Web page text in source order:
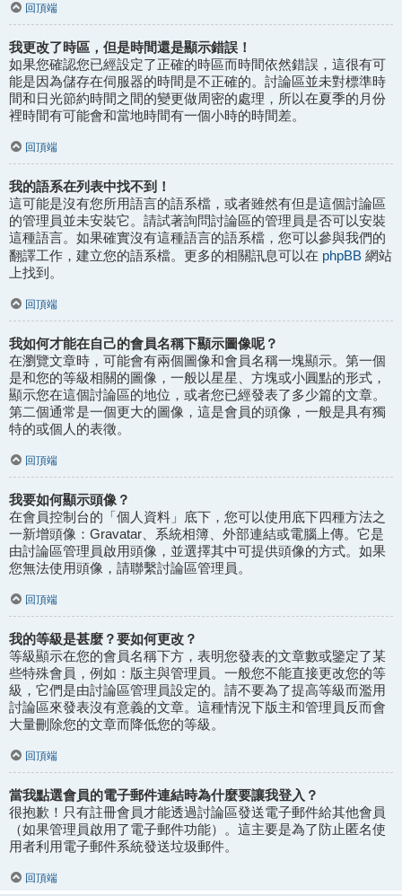
回頂端
我更改了時區，但是時間還是顯示錯誤！
如果您確認您已經設定了正確的時區而時間依然錯誤，這很有可
能是因為儲存在伺服器的時間是不正確的。討論區並未對標準時
間和日光節約時間之間的變更做周密的處理，所以在夏季的月份
裡時間有可能會和當地時間有一個小時的時間差。
回頂端
我的語系在列表中找不到！
這可能是沒有您所用語言的語系檔，或者雖然有但是這個討論區
的管理員並未安裝它。請試著詢問討論區的管理員是否可以安裝
這種語言。如果確實沒有這種語言的語系檔，您可以參與我們的
翻譯工作，建立您的語系檔。更多的相關訊息可以在 phpBB 網站
上找到。
回頂端
我如何才能在自己的會員名稱下顯示圖像呢？
在瀏覽文章時，可能會有兩個圖像和會員名稱一塊顯示。第一個
是和您的等級相關的圖像，一般以星星、方塊或小圓點的形式，
顯示您在這個討論區的地位，或者您已經發表了多少篇的文章。
第二個通常是一個更大的圖像，這是會員的頭像，一般是具有獨
特的或個人的表徵。
回頂端
我要如何顯示頭像？
在會員控制台的「個人資料」底下，您可以使用底下四種方法之
一新增頭像：Gravatar、系統相簿、外部連結或電腦上傳。它是
由討論區管理員啟用頭像，並選擇其中可提供頭像的方式。如果
您無法使用頭像，請聯繫討論區管理員。
回頂端
我的等級是甚麼？要如何更改？
等級顯示在您的會員名稱下方，表明您發表的文章數或鑒定了某
些特殊會員，例如：版主與管理員。一般您不能直接更改您的等
級，它們是由討論區管理員設定的。請不要為了提高等級而濫用
討論區來發表沒有意義的文章。這種情況下版主和管理員反而會
大量刪除您的文章而降低您的等級。
回頂端
當我點選會員的電子郵件連結時為什麼要讓我登入？
很抱歉！只有註冊會員才能透過討論區發送電子郵件給其他會員
（如果管理員啟用了電子郵件功能）。這主要是為了防止匿名使
用者利用電子郵件系統發送垃圾郵件。
回頂端